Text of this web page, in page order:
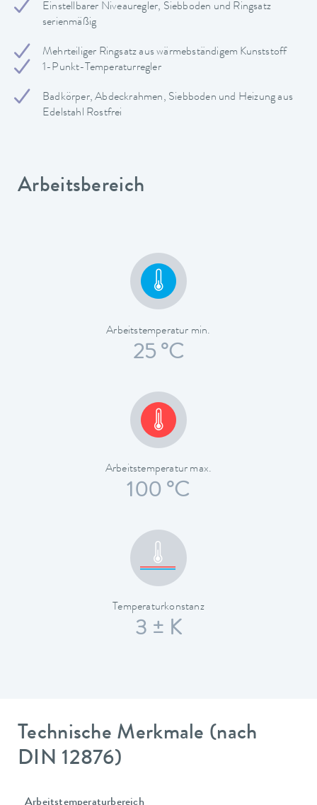
Einstellbarer Niveauregler, Siebboden und Ringsatz
serienmäßig
Mehrteiliger Ringsatz aus wärmebständigem Kunststoff
1-Punkt-Temperaturregler
Badkörper, Abdeckrahmen, Siebboden und Heizung aus
Edelstahl Rostfrei
Arbeitsbereich
Arbeitstemperatur min.
25 °C
Arbeitstemperatur max.
100 °C
Temperaturkonstanz
3 ± K
Technische Merkmale (nach
DIN 12876)